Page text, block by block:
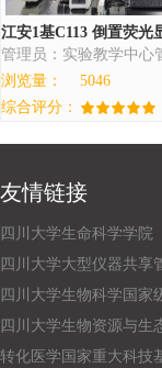
江安1基C113 倒置荧光
像采集系统IX73
管理员：实验教学中心
浏览量：
5046
综合评分：
友情链接
四川大学生命科学学院
四川大学大型仪器共享
四川大学生物科学国家
四川大学生物资源与生
转化医学国家重大科技